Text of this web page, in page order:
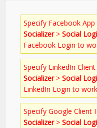
Specify Facebook
Socializer>Social
Facebook Login to
Specify LinkedIn
Socializer>Social
LinkedIn Login to work
Specify Google Client
Socializer>Social